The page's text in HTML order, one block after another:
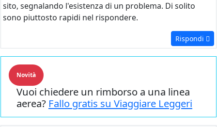
sito, segnalando l'esistenza di un problema. Di solito
sono piuttosto rapidi nel rispondere.
Rispondi
Novità
Vuoi chiedere un rimborso a una linea
aerea? Fallo gratis su Viaggiare Leggeri